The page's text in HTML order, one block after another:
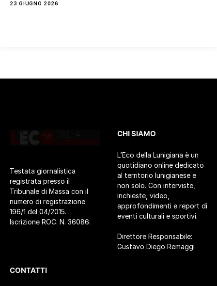
23 GIUGNO 2026
Testata giornalistica
registrata presso il
Tribunale di Massa con il
numero di registrazione
196/1 del 04/2015.
Iscrizione ROC. N. 36086.
CHI SIAMO
L’Eco della Lunigiana è un
quotidiano online dedicato
al territorio lunigianese e
non solo. Con interviste,
inchieste, video,
approfondimenti e report di
eventi culturali e sportivi.
Direttore Responsabile:
Gustavo Diego Remaggi
CONTATTI